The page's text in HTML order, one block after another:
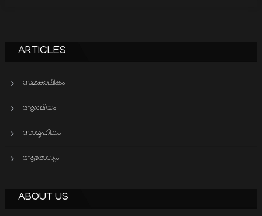
ARTICLES
സമകാലികം
ആത്മിയം
സാമൂഹികം
ആരോഗ്യം
ABOUT US